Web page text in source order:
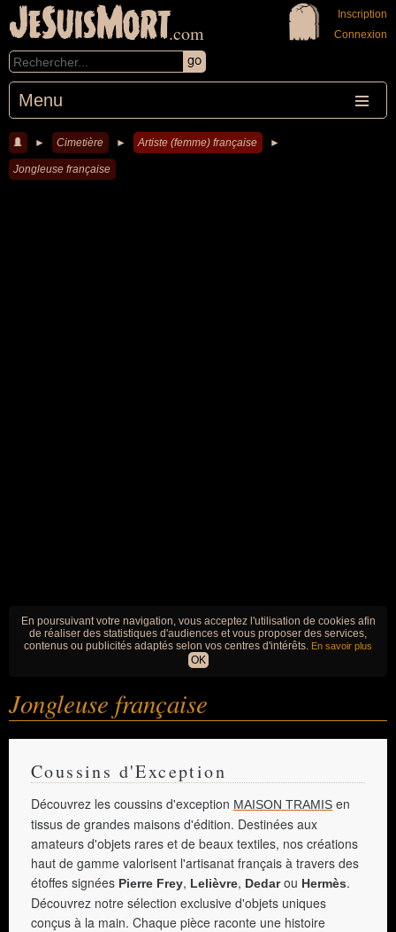
JeSuisMort.com
Menu
Inscription
Connexion
► Cimetière ► Artiste (femme) française ►
Jongleuse française
En poursuivant votre navigation, vous acceptez l'utilisation de cookies afin
de réaliser des statistiques d'audiences et vous proposer des services,
contenus ou publicités adaptés selon vos centres d'intérêts. En savoir plus
OK
Jongleuse française
Coussins d'Exception
Découvrez les coussins d'exception MAISON TRAMIS en
tissus de grandes maisons d'édition. Destinées aux
amateurs d'objets rares et de beaux textiles, nos créations
haut de gamme valorisent l'artisanat français à travers des
étoffes signées Pierre Frey, Lelièvre, Dedarou Hermès.
Découvrez notre sélection exclusive d'objets uniques
conçus à la main. Chaque pièce raconte une histoire